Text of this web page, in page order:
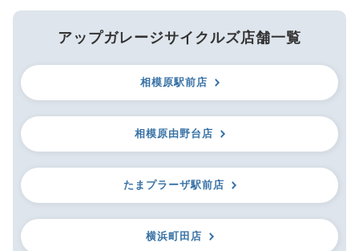
アップガレージサイクルズ店舗一覧
相模原駅前店
相模原由野台店
たまプラーザ駅前店
横浜町田店